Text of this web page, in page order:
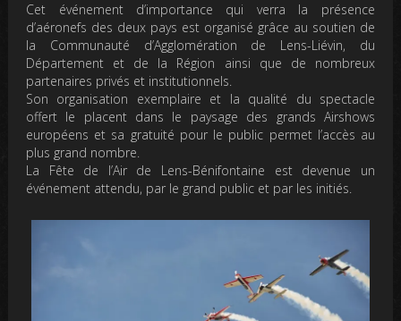
Cet événement d’importance qui verra la présence
d’aéronefs des deux pays est organisé grâce au soutien de
la Communauté d’Agglomération de Lens-Liévin, du
Département et de la Région ainsi que de nombreux
partenaires privés et institutionnels.
Son organisation exemplaire et la qualité du spectacle
offert le placent dans le paysage des grands Airshows
européens et sa gratuité pour le public permet l’accès au
plus grand nombre.
La Fête de l’Air de Lens-Bénifontaine est devenue un
événement attendu, par le grand public et par les initiés.